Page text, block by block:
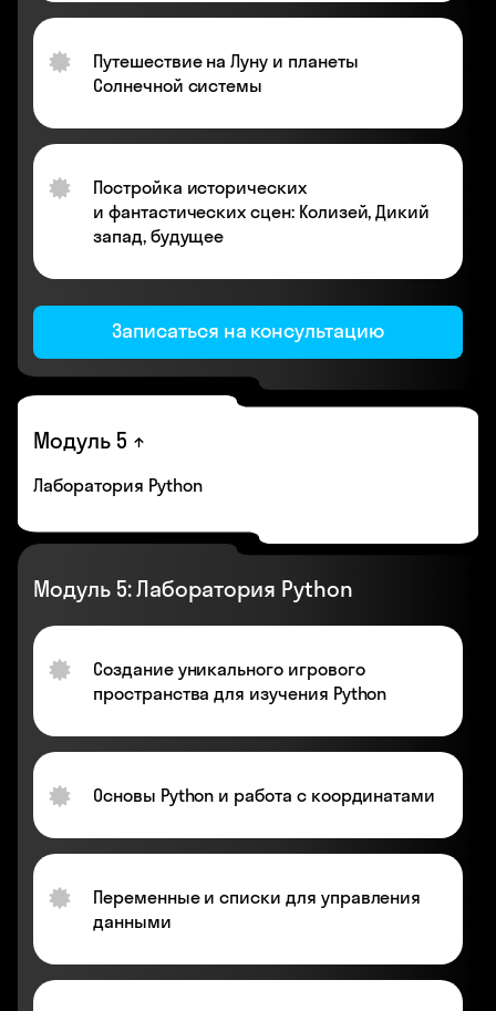
Путешествие на Луну и планеты
Солнечной системы
Постройка исторических
и фантастических сцен: Колизей, Дикий
запад, будущее
Записаться на консультацию
Модуль 5
Лаборатория Python
Модуль 5: Лаборатория Python
Создание уникального игрового
пространства для изучения Python
Основы Python и работа с координатами
Переменные и списки для управления
данными